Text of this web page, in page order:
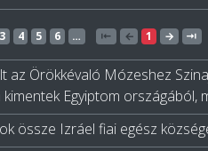
3 4 5 6 … ⇤ ← 1 → ⇥
az Örökkévaló Mózeshez
kimentek Egyiptom országából,
össze Izráel fiai egész